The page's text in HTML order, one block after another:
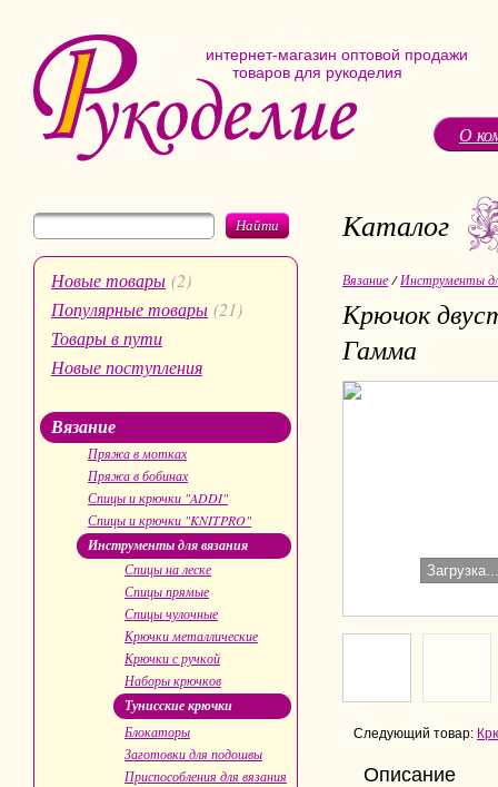
интернет-магазин оптовой продажи
товаров для рукоделия
О
Найти
Новые товары (2)
Популярные товары (21)
Товары в пути
Новые поступления
Вязание
Пряжа в мотках
Пряжа в бобинах
Спицы и крючки "ADDI"
Спицы и крючки "KNITPRO"
Инструменты для вязания
Спицы на леске
Спицы прямые
Спицы чулочные
Крючки металлические
Крючки с ручкой
Наборы крючков
Тунисские крючки
Блокаторы
Заготовки для подошвы
Приспособления для вязания
Каталог
Вязание /Инструменты
Крючок
Гамма
Следующий товар:
Описание